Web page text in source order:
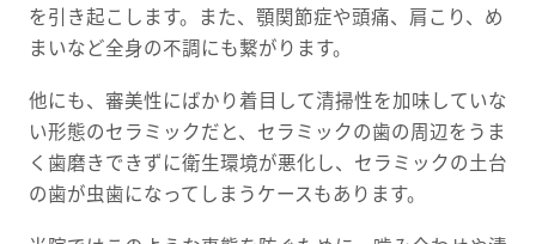
を引き起こします。また、顎関節症や頭痛、肩こり、め
まいなど全身の不調にも繋がります。
他にも、審美性にばかり着目して清掃性を加味していな
い形態のセラミックだと、セラミックの歯の周辺をうま
く歯磨きできずに衛生環境が悪化し、セラミックの土台
の歯が虫歯になってしまうケースもあります。